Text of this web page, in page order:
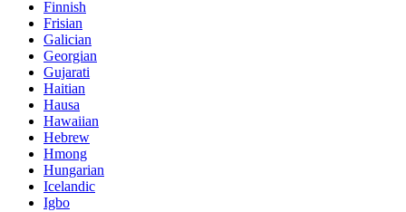
Finnish
Frisian
Galician
Georgian
Gujarati
Haitian
Hausa
Hawaiian
Hebrew
Hmong
Hungarian
Icelandic
Igbo